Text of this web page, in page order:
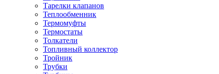
Тарелки клапанов
Теплообменник
Термомуфты
Термостаты
Толкатели
Топливный коллектор
Тройник
Трубки